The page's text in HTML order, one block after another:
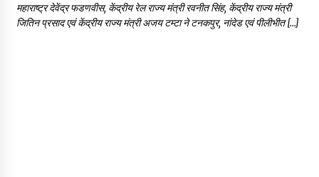
महाराष्ट्र देवेंद्र फडणवीस, केंद्रीय रेल राज्य मंत्री रवनीत सिंह, केंद्रीय राज्य मंत्री
जितिन प्रसाद एवं केंद्रीय राज्य मंत्री अजय टम्टा ने टनकपुर, नांदेड एवं पीलीभीत […]